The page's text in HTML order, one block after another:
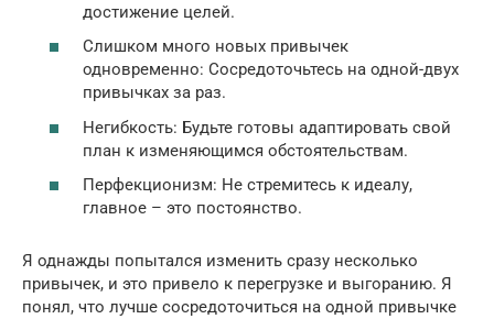
достижение целей.
Слишком много новых привычек
одновременно: Сосредоточьтесь на одной-двух
привычках за раз.
Негибкость: Будьте готовы адаптировать свой
план к изменяющимся обстоятельствам.
Перфекционизм: Не стремитесь к идеалу,
главное – это постоянство.
Я однажды попытался изменить сразу несколько
привычек, и это привело к перегрузке и выгоранию. Я
понял, что лучше сосредоточиться на одной привычке